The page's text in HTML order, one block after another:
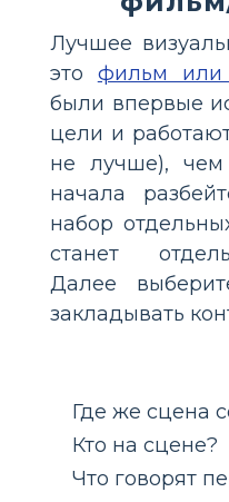
Лучшее
это фильм
были впервые
цели и
не лучше), чем
начала
набор
станет
Далее
закладывать
Где же сцена
Кто на сцене?
Что говорят